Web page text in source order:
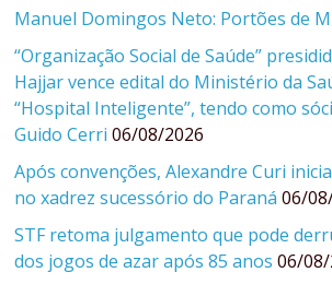
Manuel Domingos Neto: Portões de
“Organização Social de Saúde”
Hajjar vence edital do Ministério da
“Hospital Inteligente”, tendo como
Guido Cerri 06/08/2026
Após convenções, Alexandre Curi
no xadrez sucessório do Paraná 06/
STF retoma julgamento que pode
dos jogos de azar após 85 anos 06/